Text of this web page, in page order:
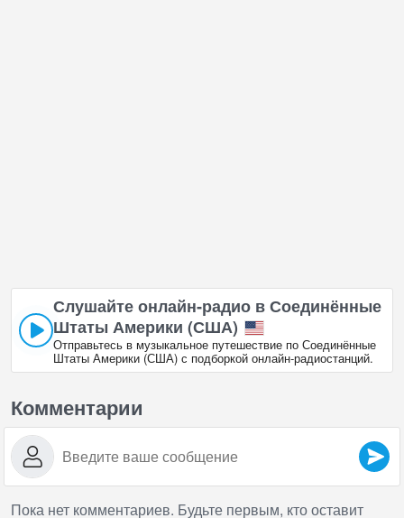
Слушайте онлайн‑радио в Соединённые
Штаты Америки (США)
Отправьтесь в музыкальное путешествие по Соединённые
Штаты Америки (США) с подборкой онлайн‑радиостанций.
Комментарии
Пока нет комментариев. Будьте первым, кто оставит